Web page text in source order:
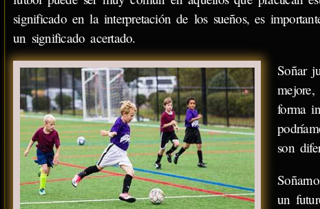
significado en la interpretación de los sueños, es
un significado acertado.
Soñar
forma
son
un